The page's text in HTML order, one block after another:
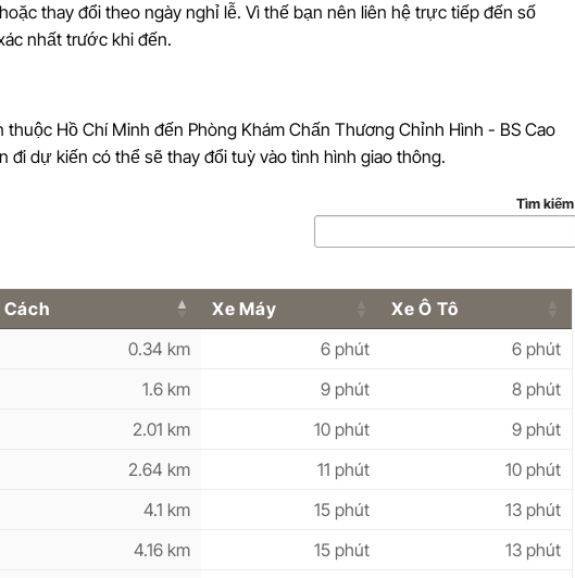
thay đổi theo ngày nghỉ lễ. Vì thế bạn nên liên hệ trực tiếp đến số
nhất trước khi đến.
Hồ Chí Minh đến Phòng Khám Chấn Thương Chỉnh Hình - BS Cao
đi dự kiến có thể sẽ thay đổi tuỳ vào tình hình giao thông.
Tìm kiếm
Xe Máy
Xe Ô Tô
0.34 km 6 phút
6 phút
1.6 km 9 phút
8 phút
2.01 km 10 phút
9 phút
2.64 km 11 phút
10 phút
4.1 km 15 phút
13 phút
4.16 km 15 phút
13 phút